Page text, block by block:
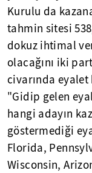
Kurulu da
tahmin sitesi
dokuz ihtimal
olacağını iki
civarında
"Gidip gelen
hangi adayın
göstermediği
Florida,
Wisconsin,